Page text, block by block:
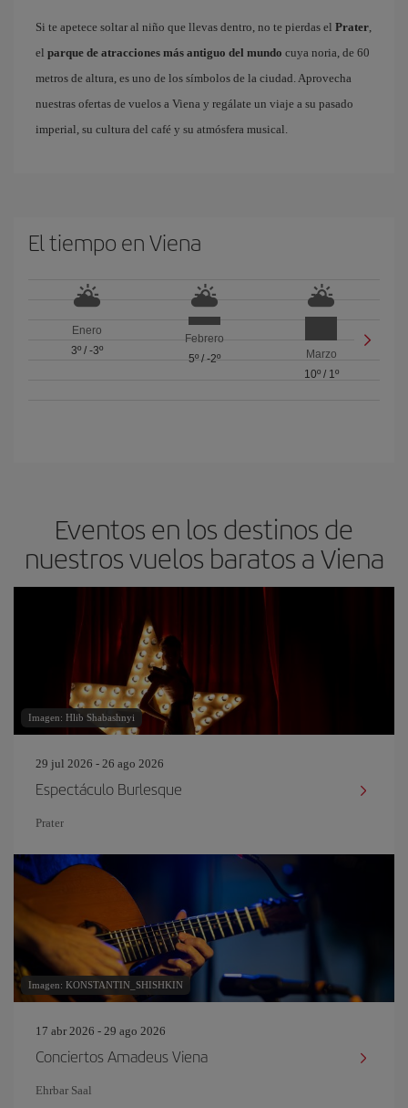
Si te apetece soltar al niño que llevas dentro, no te pierdas el Prater,
el parque de atracciones más antiguo del mundo cuya noria, de 60
metros de altura, es uno de los símbolos de la ciudad. Aprovecha
nuestras ofertas de vuelos a Viena y regálate un viaje a su pasado
imperial, su cultura del café y su atmósfera musical.
El tiempo en Viena
Enero
3º/ -3º
Febrero
5º/ -2º
Marzo
10º/ 1º
Eventos en los destinos de
nuestros vuelos baratos a Viena
Imagen: Hlib Shabashnyi
29 jul 2026 - 26 ago 2026
Espectáculo Burlesque
Prater
Imagen: KONSTANTIN_SHISHKIN
17 abr 2026 - 29 ago 2026
Conciertos Amadeus Viena
Ehrbar Saal